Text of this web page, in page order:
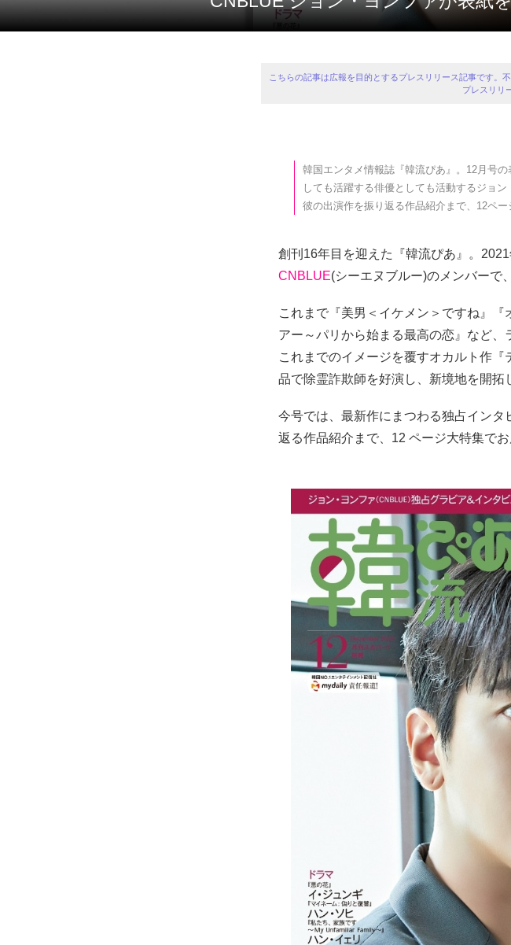
こちらの記事は広報を目的とするプレスリリース記事です。
プレスリリ
韓国エンタメ情報誌『韓流ぴあ』。12月号
しても活躍する俳優としても活動するジョ
彼の出演作を振り返る作品紹介まで、12ペー
創刊16年目を迎えた『韓流ぴあ』。
CNBLUE(シーエヌブルー)のメンバーで
これまで『美男＜イケメン＞ですね』
アー～パリから始まる最高の恋』など、
これまでのイメージを覆すオカルト作
品で除霊詐欺師を好演し、新境地を開拓
今号では、最新作にまつわる独占インタ
返る作品紹介まで、12 ページ大特集でお